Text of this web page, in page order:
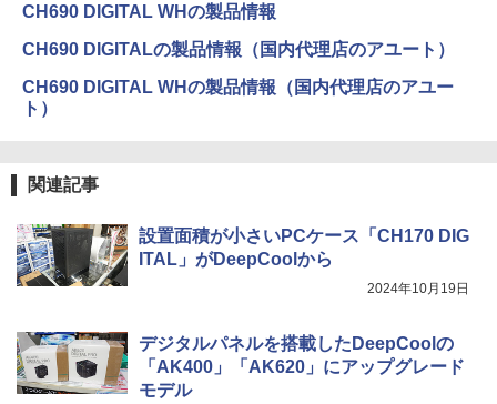
CH690 DIGITAL WHの製品情報
CH690 DIGITALの製品情報（国内代理店のアユート）
CH690 DIGITAL WHの製品情報（国内代理店のアユー
ト）
関連記事
設置面積が小さいPCケース「CH170 DIG
ITAL」がDeepCoolから
2024年10月19日
デジタルパネルを搭載したDeepCoolの
「AK400」「AK620」にアップグレード
モデル